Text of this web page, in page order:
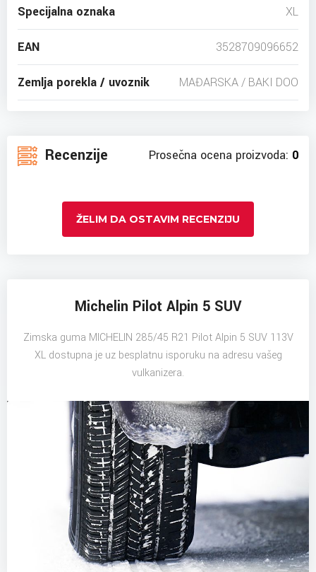
Specijalna oznaka XL
EAN 3528709096652
Zemlja porekla / uvoznik MAĐARSKA / BAKI DOO
Recenzije Prosečna ocena proizvoda: 0
ŽELIM DA OSTAVIM RECENZIJU
Michelin Pilot Alpin 5 SUV
Zimska guma MICHELIN 285/45 R21 Pilot Alpin 5 SUV 113V
XL dostupna je uz besplatnu isporuku na adresu vašeg
vulkanizera.